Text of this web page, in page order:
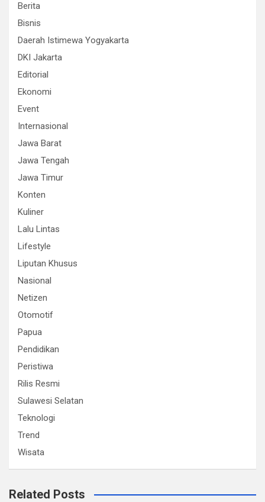
Berita
Bisnis
Daerah Istimewa Yogyakarta
DKI Jakarta
Editorial
Ekonomi
Event
Internasional
Jawa Barat
Jawa Tengah
Jawa Timur
Konten
Kuliner
Lalu Lintas
Lifestyle
Liputan Khusus
Nasional
Netizen
Otomotif
Papua
Pendidikan
Peristiwa
Rilis Resmi
Sulawesi Selatan
Teknologi
Trend
Wisata
Related Posts